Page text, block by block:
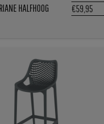
HALFHOOG
€59,95